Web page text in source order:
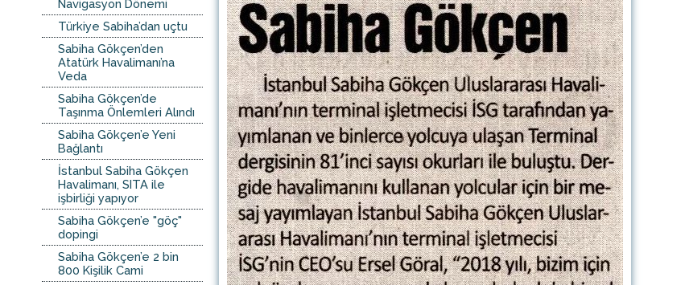
Navigasyon Dönemi
Türkiye Sabiha’dan uçtu
Sabiha Gökçen’den
Atatürk Havalimanı’na
Veda
Sabiha Gökçen’de
Taşınma Önlemleri Alındı
Sabiha Gökçen’e Yeni
Bağlantı
İstanbul Sabiha Gökçen
Havalimanı, SITA ile
işbirliği yapıyor
Sabiha Gökçen’e "göç"
dopingi
Sabiha Gökçen’e 2 bin
800 Kişilik Cami